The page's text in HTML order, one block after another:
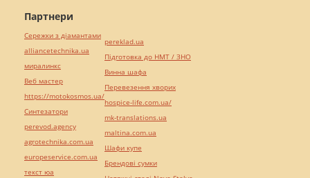
Партнери
Сережки з діамантами
alliancetechnika.ua
миралинкс
Веб мастер
https://motokosmos.ua/
Синтезатори
perevod.agency
agrotechnika.com.ua
europeservice.com.ua
текст юа
pereklad.ua
Підготовка до НМТ / ЗНО
Винна шафа
Перевезення хворих
hospice-life.com.ua/
mk-translations.ua
maltina.com.ua
Шафи купе
Брендові сумки